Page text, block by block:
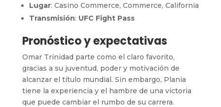
Lugar: Casino Commerce, Commerce, California
Transmisión: UFC Fight Pass
Pronóstico y expectativas
Omar Trinidad parte como el claro favorito,
gracias a su juventud, poder y motivación de
alcanzar el título mundial. Sin embargo, Plania
tiene la experiencia y el hambre de una victoria
que puede cambiar el rumbo de su carrera.